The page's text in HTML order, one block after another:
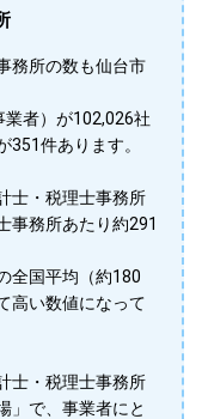
務所の数も仙台市
者）が102,026社
351件あります。
士・税理士事務所
事務所あたり約291
全国平均（約180
高い数値になって
士・税理士事務所
」で、事業者にと